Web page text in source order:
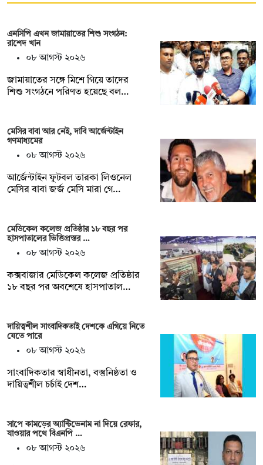
এনসিপি এখন জামায়াতের শিশু সংগঠন:
রাশেদ খান
০৮ আগস্ট ২০২৬
জামায়াতের সঙ্গে মিশে গিয়ে তাদের
শিশু সংগঠনে পরিণত হয়েছে বল…
মেসির বাবা আর নেই, দাবি আর্জেন্টাইন
গণমাধ্যমের
০৮ আগস্ট ২০২৬
আর্জেন্টাইন ফুটবল তারকা লিওনেল
মেসির বাবা জর্জ মেসি মারা গে…
মেডিকেল কলেজ প্রতিষ্ঠার ১৮ বছর পর
হাসপাতালের ভিত্তিপ্রস্তর …
০৮ আগস্ট ২০২৬
কক্সবাজার মেডিকেল কলেজ প্রতিষ্ঠার
১৮ বছর পর অবশেষে হাসপাতাল…
দায়িত্বশীল সাংবাদিকতাই দেশকে এগিয়ে নিতে
যেতে পারে
০৮ আগস্ট ২০২৬
সাংবাদিকতার স্বাধীনতা, বস্তুনিষ্ঠতা ও
দায়িত্বশীল চর্চাই দেশ…
সাপে কামড়ের অ্যান্টিভেনাম না দিয়ে রেফার,
যাওয়ার পথে বিএনপি …
০৮ আগস্ট ২০২৬